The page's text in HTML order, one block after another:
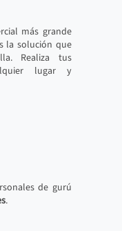
más grande
la solución que
Realiza tus
lugar y
de gurú
.